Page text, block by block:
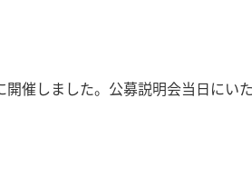
催しました。公募説明会当日にい